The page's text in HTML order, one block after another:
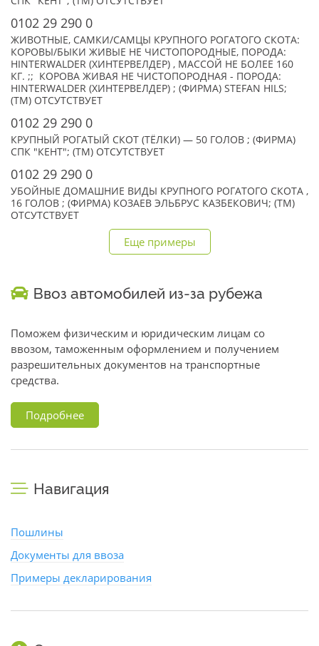
0102 29 290 0
ЖИВОТНЫЕ, САМКИ/САМЦЫ КРУПНОГО РОГАТОГО СКОТА:
КОРОВЫ/БЫКИ ЖИВЫЕ НЕ ЧИСТОПОРОДНЫЕ, ПОРОДА:
HINTERWALDER (ХИНТЕРВЕЛДЕР) , МАССОЙ НЕ БОЛЕЕ 160
КГ. ;; КОРОВА ЖИВАЯ НЕ ЧИСТОПОРОДНАЯ - ПОРОДА:
HINTERWALDER (ХИНТЕРВЕЛДЕР) ; (ФИРМА) STEFAN HILS;
(TM) ОТСУТСТВУЕТ
0102 29 290 0
КРУПНЫЙ РОГАТЫЙ СКОТ (ТЁЛКИ) — 50 ГОЛОВ ; (ФИРМА)
СПК "КЕНТ"; (TM) ОТСУТСТВУЕТ
0102 29 290 0
УБОЙНЫЕ ДОМАШНИЕ ВИДЫ КРУПНОГО РОГАТОГО СКОТА ,
16 ГОЛОВ ; (ФИРМА) КОЗАЕВ ЭЛЬБРУС КАЗБЕКОВИЧ; (TM)
ОТСУТСТВУЕТ
Еще примеры
Ввоз автомобилей из-за рубежа
Поможем физическим и юридическим лицам со
ввозом, таможенным оформлением и получением
разрешительных документов на транспортные
средства.
Подробнее
Навигация
Пошлины
Документы для ввоза
Примеры декларирования